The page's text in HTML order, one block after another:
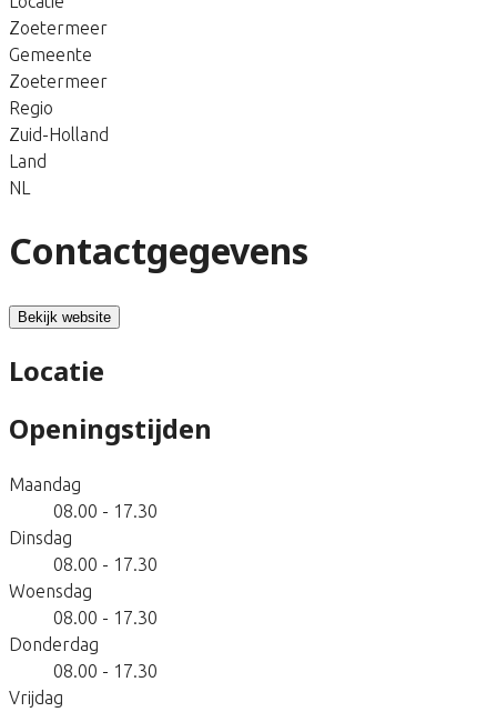
Zoetermeer
Gemeente
Zoetermeer
Regio
Zuid-Holland
Land
NL
Contactgegevens
Bekijk website
Locatie
Openingstijden
Maandag
08.00 - 17.30
Dinsdag
08.00 - 17.30
Woensdag
08.00 - 17.30
Donderdag
08.00 - 17.30
Vrijdag